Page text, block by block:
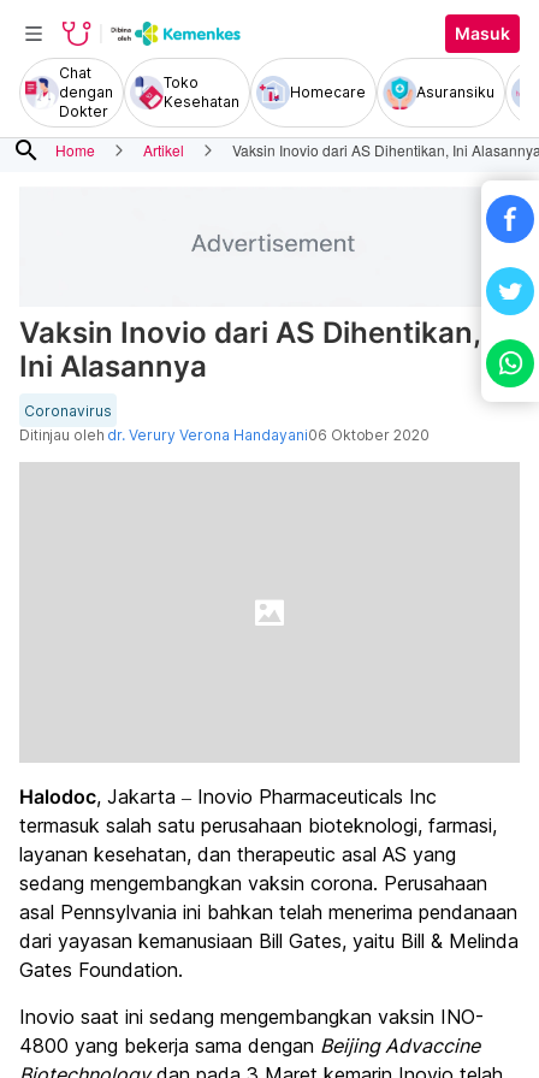
Masuk
Chat
dengan
Dokter
Toko
Kesehatan
Homecare Asuransiku
search Home Artikel Vaksin Inovio dari AS Dihentikan, Ini
Vaksin Inovio dari AS Dihentikan,
Ini Alasannya
Coronavirus
Ditinjau oleh dr. Verury Verona Handayani06 Oktober 2020
Halodoc, Jakarta – Inovio Pharmaceuticals Inc
termasuk salah satu perusahaan bioteknologi, farmasi,
layanan kesehatan, dan therapeutic asal AS yang
sedang mengembangkan vaksin corona. Perusahaan
asal Pennsylvania ini bahkan telah menerima pendanaan
dari yayasan kemanusiaan Bill Gates, yaitu Bill & Melinda
Gates Foundation.
Inovio saat ini sedang mengembangkan vaksin INO-
4800 yang bekerja sama dengan Beijing Advaccine